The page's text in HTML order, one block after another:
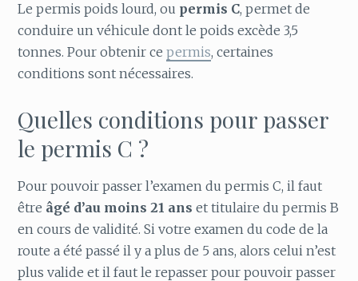
Le permis poids lourd, ou permis C, permet de
conduire un véhicule dont le poids excède 3,5
tonnes. Pour obtenir cepermis, certaines
conditions sont nécessaires.
Quelles conditions pour passer
le permis C ?
Pour pouvoir passer l’examen du permis C, il faut
être âgé d’au moins 21 ans et titulaire du permis B
en cours de validité. Si votre examen du code de la
route a été passé il y a plus de 5 ans, alors celui n’est
plus valide et il faut le repasser pour pouvoir passer